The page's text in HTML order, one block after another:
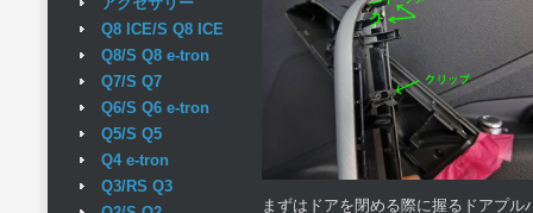
Q8 ICE/S Q8 ICE
Q8/S Q8 e-tron
Q7/S Q7
Q6/S Q6 e-tron
Q5/S Q5
Q4 e-tron
Q3/RS Q3
まずはドアを閉める際に握るドアプ